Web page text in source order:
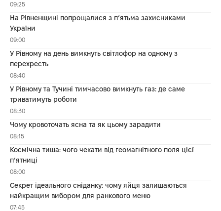
09:25
На Рівненщині попрощалися з п’ятьма захисниками
України
09:00
У Рівному на день вимкнуть світлофор на одному з
перехресть
08:40
У Рівному та Тучині тимчасово вимкнуть газ: де саме
триватимуть роботи
08:30
Чому кровоточать ясна та як цьому зарадити
08:15
Космічна тиша: чого чекати від геомагнітного поля цієї
п’ятниці
08:00
Секрет ідеального сніданку: чому яйця залишаються
найкращим вибором для ранкового меню
07:45